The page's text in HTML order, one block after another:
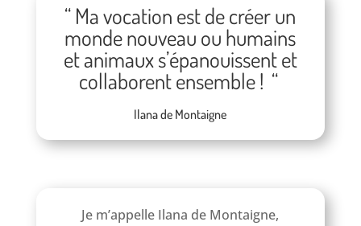
“ Ma vocation est de créer un
monde nouveau ou humains
et animaux s’épanouissent et
collaborent ensemble ! “
Ilana de Montaigne
Je m’appelle Ilana de Montaigne,